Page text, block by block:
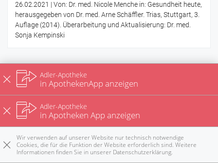
Anrufen E-Mail Rezepte Notdienst
26.02.2021 | Von: Dr. med. Nicole Menche in: Gesundheit heute,
herausgegeben von Dr. med. Arne Schäffler. Trias, Stuttgart, 3.
Auflage (2014). Überarbeitung und Aktualisierung: Dr. med.
Sonja Kempinski
Zerebraler Anfall und zerebraler
Gelegenheitsanfall
Zerebraler Anfall:Vom Gehirn (cerebrum = Gehirn)
ausgehender Anfall, der oft, aber nicht immer mit
auch zerebraler Krampfanfall heißt. Treten die Anfälle wiederholt
bei geringer Belastung auf, liegt eine Epilepsie vor. Davon
Adler-Apotheke
in ApothekenApp anzeigen
Adler-Apotheke
in Apotheken App anzeigen
Wir verwenden auf unserer Website nur technisch notwendige
Cookies, die für die Funktion der Website erforderlich sind. Weitere
Informationen finden Sie in unserer Datenschutzerklärung.